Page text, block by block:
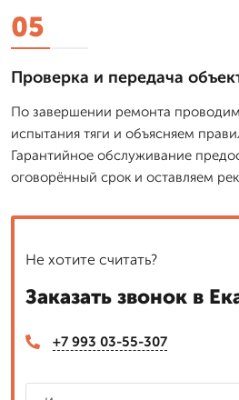
05
Проверка и передача
По завершении ремонта проводим
испытания тяги и объясняем
Гарантийное обслуживание
оговорённый срок и оставляем
Не хотите считать?
Заказать звонок в
+7 993 03-55-307